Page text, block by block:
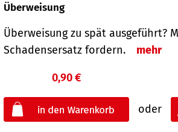
Überweisung
Überweisung zu spät ausgeführt?
Schadensersatz fordern.
mehr
0,90 €
oder